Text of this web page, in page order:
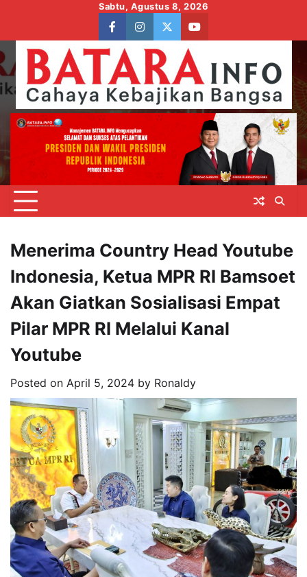
content
Sabtu, Agustus 8, 2026
facebookinstagram
twitteryoutube
Menerima Country Head Youtube
Indonesia, Ketua MPR RI Bamsoet
Akan Giatkan Sosialisasi Empat
Pilar MPR RI Melalui Kanal
Youtube
Posted on April 5, 2024 by Ronaldy